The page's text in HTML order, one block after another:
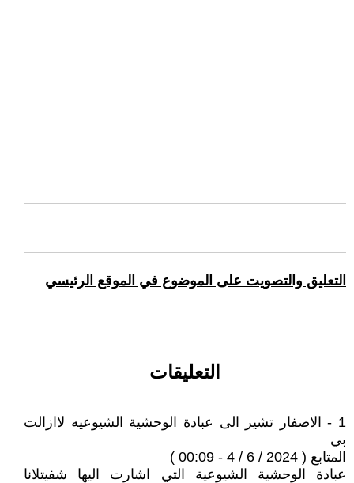
التعليق والتصويت على الموضوع في الموقع الرئيسي
التعليقات
1 - الاصفار تشير الى عبادة الوحشية الشيوعيه لاازالت
بي
المتابع ( 2024 / 6 / 4 - 00:09 )
عبادة الوحشية الشيوعية التي اشارت اليها شفيتلانا